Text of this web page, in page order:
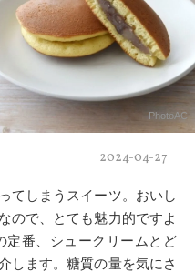
PhotoAC
2024-04-27
てしまうスイーツ。おいし
ので、とても魅力的ですよ
定番、シュークリームとど
します。糖質の量を気にさ